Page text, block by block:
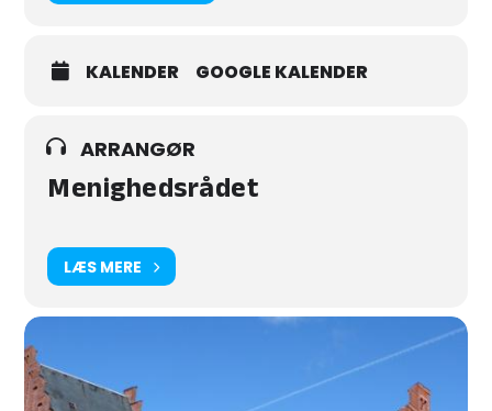
KALENDER GOOGLE KALENDER
ARRANGØR
Menighedsrådet
LÆS MERE